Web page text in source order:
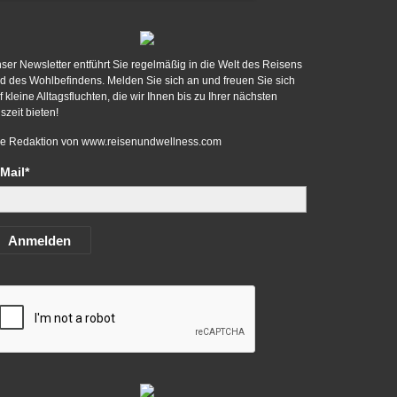
Newsletter entführt Sie regelmäßig in die Welt des Reisens
des Wohlbefindens. Melden Sie sich an und freuen Sie sich
kleine Alltagsfluchten, die wir Ihnen bis zu Ihrer nächsten
bieten!
Redaktion von www.reisenundwellness.com
Anmelden